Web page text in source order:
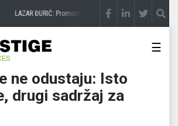
LAZAR ĐURIĆ: Promocija potencijal pretvara u destinaciju
☰
ne odustaju: Isto
drugi sadržaj za